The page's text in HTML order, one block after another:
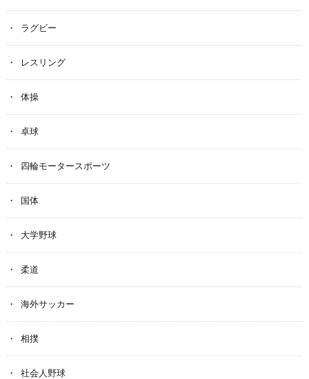
ラグビー
レスリング
体操
卓球
四輪モータースポーツ
国体
大学野球
柔道
海外サッカー
相撲
社会人野球